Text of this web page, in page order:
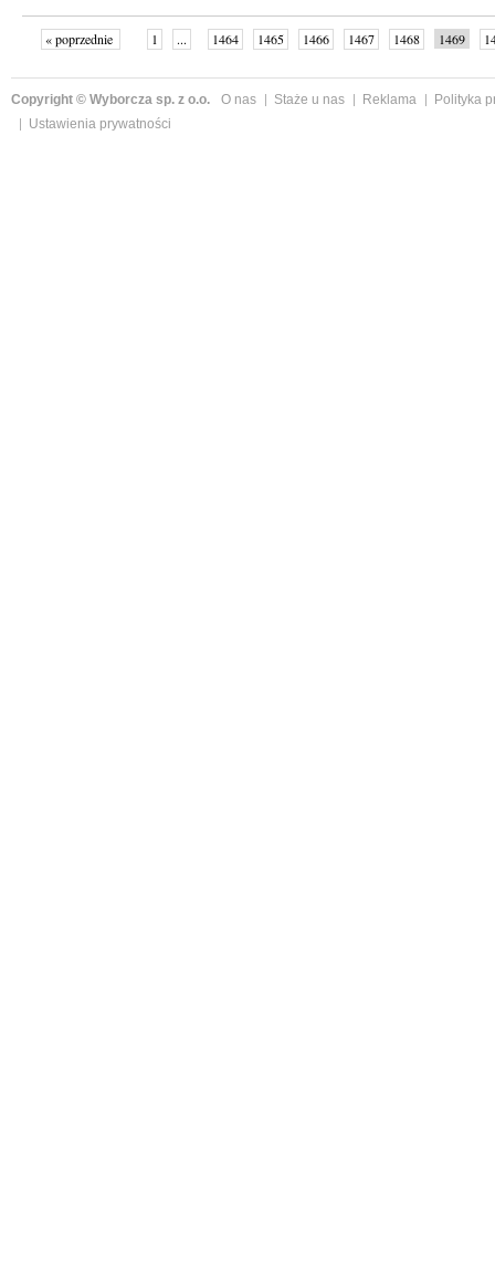
« poprzednie 1 ... 1464 1465 1466 1467 1468 1469
Copyright © Wyborcza sp. z o.o. O nas Staże u nas Reklama
Polityka
Ustawienia prywatności